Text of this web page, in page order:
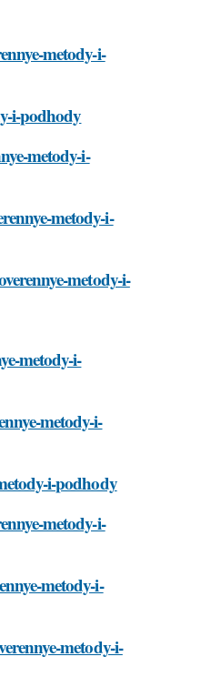
metody-i-
i-podhody
metody-i-
metody-i-
metody-i-
metody-i-
metody-i-
i-podhody
metody-i-
metody-i-
metody-i-